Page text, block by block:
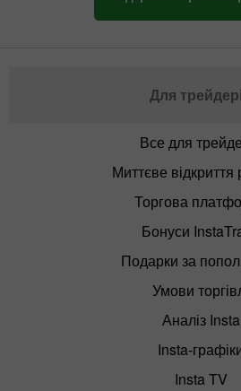
Для
Все для
Миттєве відкриття
Торгова
Бонуси
Подарки за
Умови
Аналіз Insta
Insta-
Insta TV